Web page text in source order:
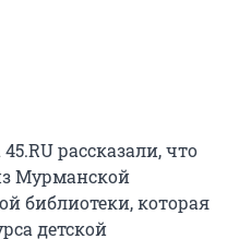
рассказали, что
Мурманской
библиотеки, которая
детской